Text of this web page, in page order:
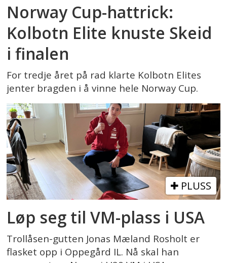
Norway Cup-hattrick:
Kolbotn Elite knuste Skeid
i finalen
For tredje året på rad klarte Kolbotn Elites
jenter bragden i å vinne hele Norway Cup.
PLUSS
Løp seg til VM-plass i USA
Trollåsen-gutten Jonas Mæland Rosholt er
flasket opp i Oppegård IL. Nå skal han